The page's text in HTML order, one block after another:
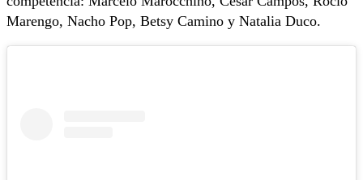
Marengo, Nacho Pop, Betsy Camino y Natalia Duco.